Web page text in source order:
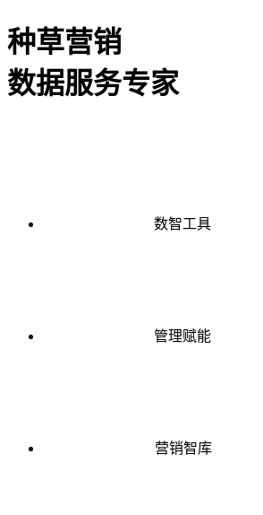
种草营销
数据服务专家
数智工具
管理赋能
营销智库